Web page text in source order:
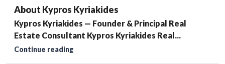
About Kypros Kyriakides
Kypros Kyriakides — Founder & Principal Real
Estate Consultant Kypros Kyriakides Real...
Continue reading